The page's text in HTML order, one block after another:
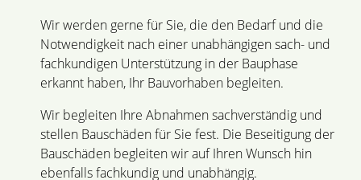
Wir werden gerne für Sie, die den Bedarf und die
Notwendigkeit nach einer unabhängigen sach- und
fachkundigen Unterstützung in der Bauphase
erkannt haben, Ihr Bauvorhaben begleiten.
Wir begleiten Ihre Abnahmen sachverständig und
stellen Bauschäden für Sie fest. Die Beseitigung der
Bauschäden begleiten wir auf Ihren Wunsch hin
ebenfalls fachkundig und unabhängig.